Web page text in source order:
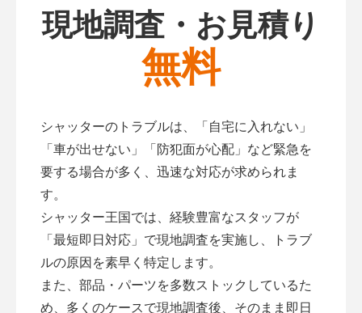
現地調査・お見積り
無料
シャッターのトラブルは、「自宅に入れない」
「車が出せない」「防犯面が心配」など緊急を
要する場合が多く、迅速な対応が求められま
す。
シャッター王国では、経験豊富なスタッフが
「最短即日対応」で現地調査を実施し、トラブ
ルの原因を素早く特定します。
また、部品・パーツを多数ストックしているた
め、多くのケースで現地調査後、そのまま即日